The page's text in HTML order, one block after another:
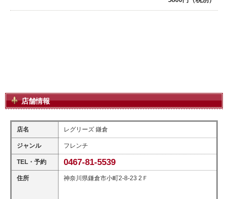
店舗情報
店名 レグリーズ 鎌倉
ジャンル フレンチ
TEL・予約 0467-81-5539
住所 神奈川県鎌倉市小町2-8-23 2Ｆ